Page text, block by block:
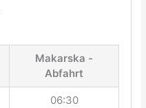
Makarska -
Abfahrt
06:30